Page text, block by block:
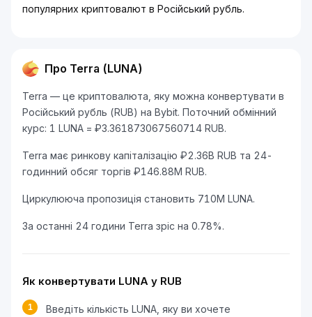
популярних криптовалют в Російський рубль.
Про Terra (LUNA)
Terra — це криптовалюта, яку можна конвертувати в
Російський рубль (RUB) на Bybit. Поточний обмінний
курс: 1 LUNA = ₽3.361873067560714 RUB.
Terra має ринкову капіталізацію ₽2.36B RUB та 24-
годинний обсяг торгів ₽146.88M RUB.
Циркулююча пропозиція становить 710M LUNA.
За останні 24 години Terra зріс на 0.78%.
Як конвертувати LUNA у RUB
1
Введіть кількість LUNA, яку ви хочете